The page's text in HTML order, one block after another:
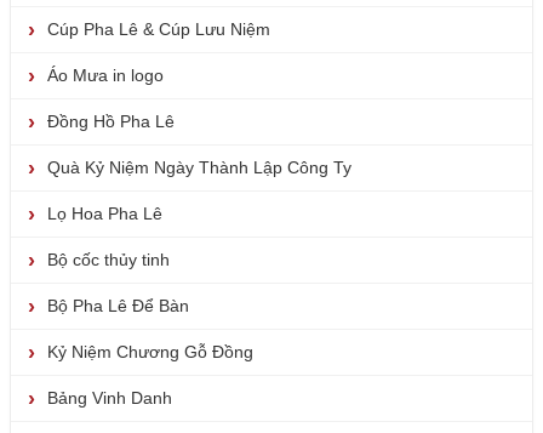
Cúp Pha Lê & Cúp Lưu Niệm
Áo Mưa in logo
Đồng Hồ Pha Lê
Quà Kỷ Niệm Ngày Thành Lập Công Ty
Lọ Hoa Pha Lê
Bộ cốc thủy tinh
Bộ Pha Lê Để Bàn
Kỷ Niệm Chương Gỗ Đồng
Bảng Vinh Danh